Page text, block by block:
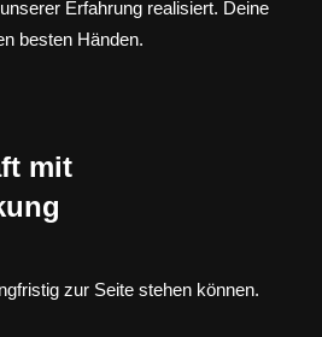
Erfahrung realisiert. Deine
besten Händen.
mit
zur Seite stehen können.